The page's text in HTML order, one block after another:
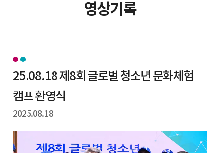
영상기록
25.08.18 제8회 글로벌 청소년 문화체험
캠프 환영식
2025.08.18